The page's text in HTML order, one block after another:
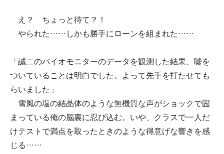
え？ ちょっと待て？！
やられた……しかも勝手にローンを組まれた……
「誠二のバイオモニターのデータを観測した結果、嘘を
ついていることは明白でした。よって先手を打たせても
らいました」
雪風の塩の結晶体のような無機質な声がショックで固
まっている俺の脳裏に忍び込む。いや、クラスで一人だ
けテストで満点を取ったときのような得意げな響きを感
じる……